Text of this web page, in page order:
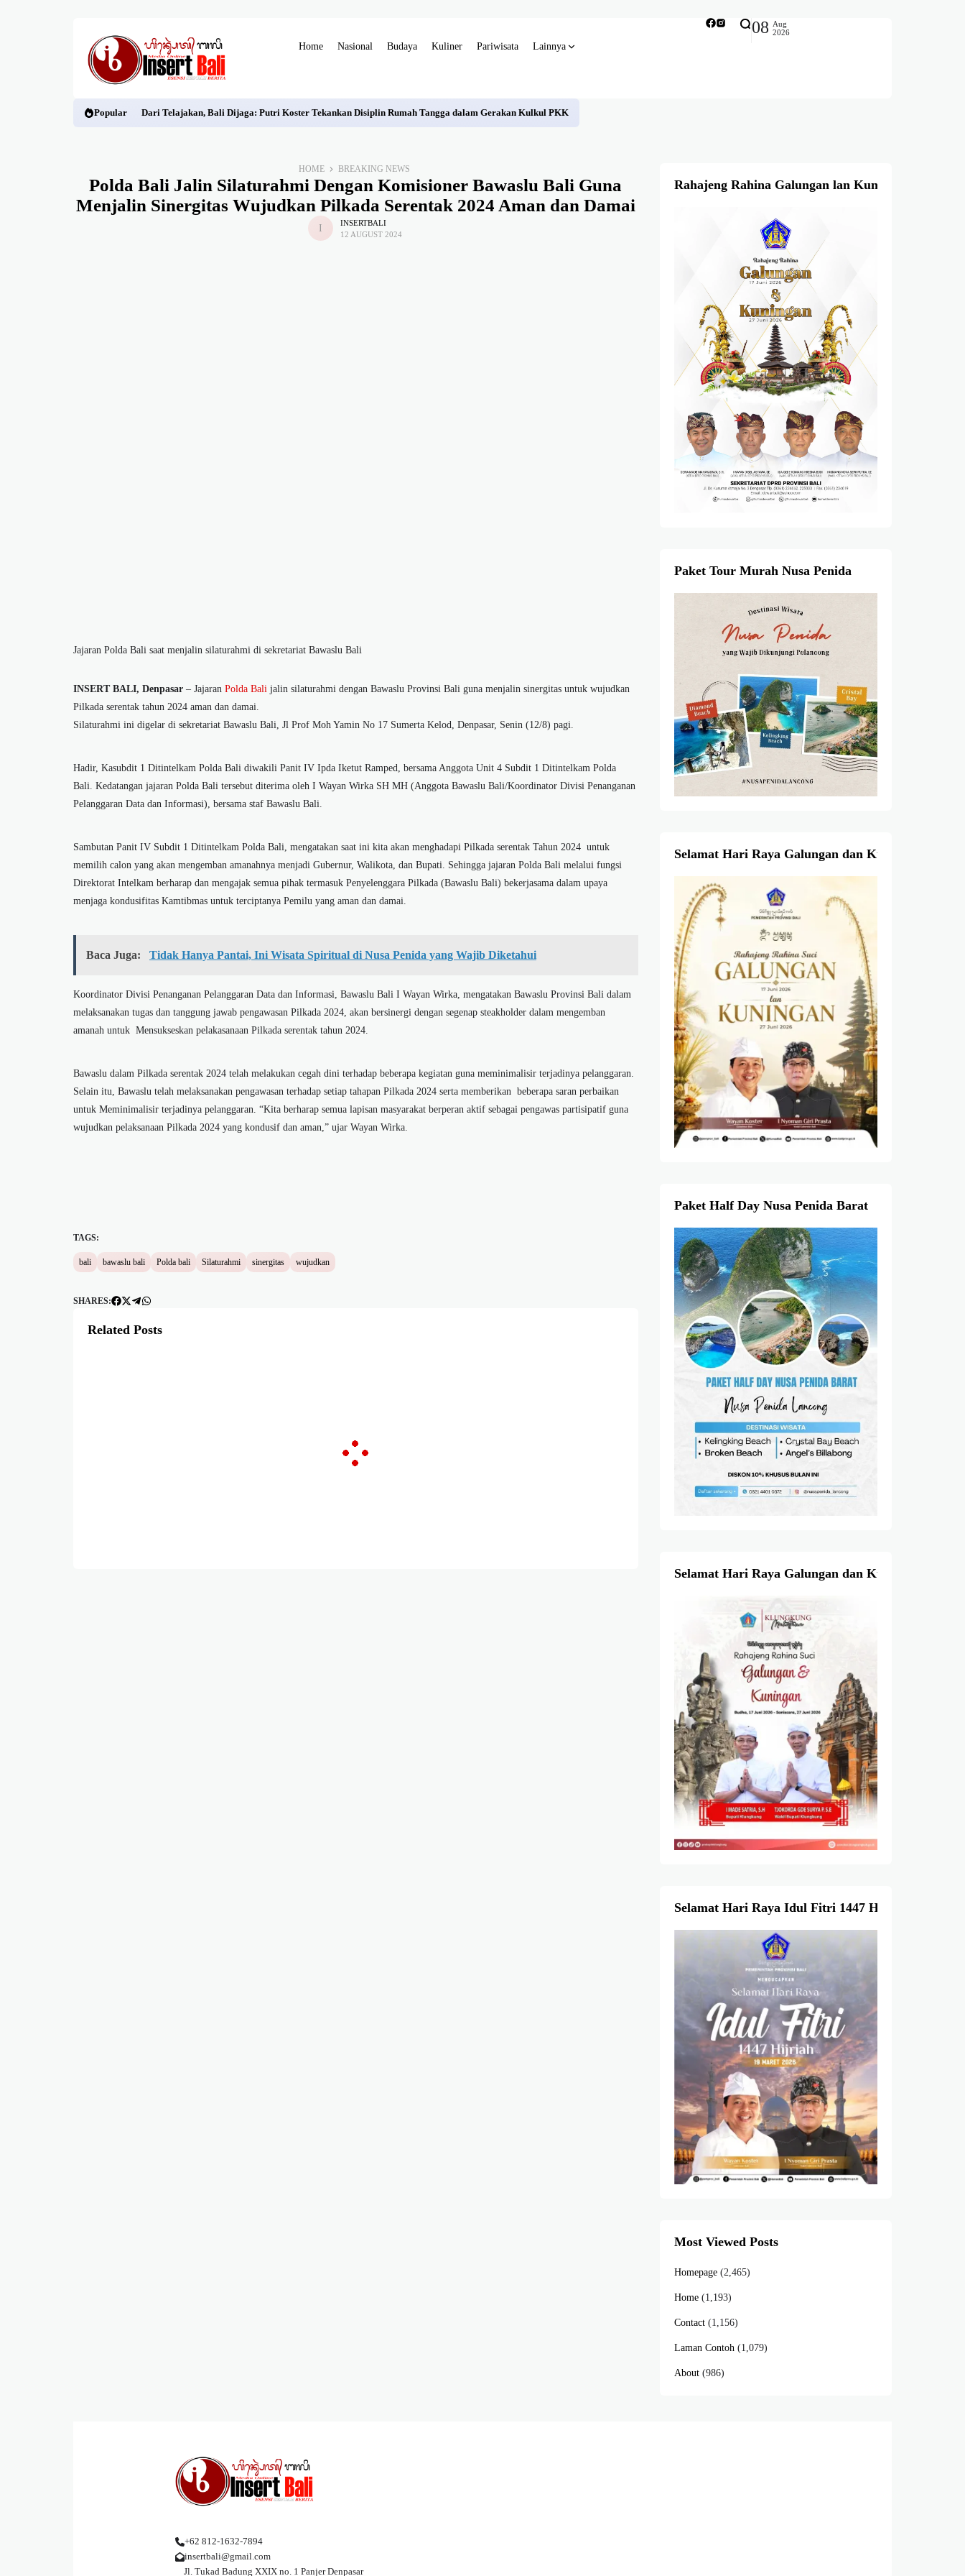
Home Nasional Budaya Kuliner Pariwisata Lainnya
08 Aug
2026
Popular Dari Telajakan, Bali Dijaga: Putri Koster Tekankan Disiplin Rumah Tangga dalam Gerakan Kulkul PKK
HOME BREAKING NEWS
Polda Bali Jalin Silaturahmi Dengan Komisioner Bawaslu Bali Guna
Menjalin Sinergitas Wujudkan Pilkada Serentak 2024 Aman dan Damai
INSERTBALI
12 AUGUST 2024
Jajaran Polda Bali saat menjalin silaturahmi di sekretariat Bawaslu Bali
INSERT BALI, Denpasar – Jajaran Polda Bali jalin silaturahmi dengan Bawaslu Provinsi Bali guna menjalin sinergitas untuk wujudkan
Pilkada serentak tahun 2024 aman dan damai.
Silaturahmi ini digelar di sekretariat Bawaslu Bali, Jl Prof Moh Yamin No 17 Sumerta Kelod, Denpasar, Senin (12/8) pagi.
Hadir, Kasubdit 1 Ditintelkam Polda Bali diwakili Panit IV Ipda Iketut Ramped, bersama Anggota Unit 4 Subdit 1 Ditintelkam Polda
Bali. Kedatangan jajaran Polda Bali tersebut diterima oleh I Wayan Wirka SH MH (Anggota Bawaslu Bali/Koordinator Divisi Penanganan
Pelanggaran Data dan Informasi), bersama staf Bawaslu Bali.
Sambutan Panit IV Subdit 1 Ditintelkam Polda Bali, mengatakan saat ini kita akan menghadapi Pilkada serentak Tahun 2024 untuk
memilih calon yang akan mengemban amanahnya menjadi Gubernur, Walikota, dan Bupati. Sehingga jajaran Polda Bali melalui fungsi
Direktorat Intelkam berharap dan mengajak semua pihak termasuk Penyelenggara Pilkada (Bawaslu Bali) bekerjasama dalam upaya
menjaga kondusifitas Kamtibmas untuk terciptanya Pemilu yang aman dan damai.
Baca Juga: Tidak Hanya Pantai, Ini Wisata Spiritual di Nusa Penida yang Wajib Diketahui
Koordinator Divisi Penanganan Pelanggaran Data dan Informasi, Bawaslu Bali I Wayan Wirka, mengatakan Bawaslu Provinsi Bali dalam
melaksanakan tugas dan tanggung jawab pengawasan Pilkada 2024, akan bersinergi dengan segenap steakholder dalam mengemban
amanah untuk Mensukseskan pelakasanaan Pilkada serentak tahun 2024.
Bawaslu dalam Pilkada serentak 2024 telah melakukan cegah dini terhadap beberapa kegiatan guna meminimalisir terjadinya pelanggaran.
Selain itu, Bawaslu telah melaksanakan pengawasan terhadap setiap tahapan Pilkada 2024 serta memberikan beberapa saran perbaikan
untuk Meminimalisir terjadinya pelanggaran. “Kita berharap semua lapisan masyarakat berperan aktif sebagai pengawas partisipatif guna
wujudkan pelaksanaan Pilkada 2024 yang kondusif dan aman,” ujar Wayan Wirka.
TAGS:
bali bawaslu bali Polda bali Silaturahmi sinergitas wujudkan
SHARES:
Related Posts
Rahajeng Rahina Galungan lan Kuningan
Paket Tour Murah Nusa Penida
Selamat Hari Raya Galungan dan Kuningan
Paket Half Day Nusa Penida Barat
Selamat Hari Raya Galungan dan Kuningan
Selamat Hari Raya Idul Fitri 1447 Hijriah
Most Viewed Posts
Homepage (2,465)
Home (1,193)
Contact (1,156)
Laman Contoh (1,079)
About (986)
+62 812-1632-7894
insertbali@gmail.com
Jl. Tukad Badung XXIX no. 1 Panjer Denpasar